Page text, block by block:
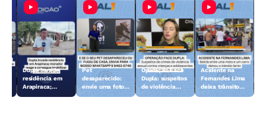
Dupla invade
residência em
Arapiraca;
Pet
desaparecido:
envie uma foto
Operação Face
Dupla: suspeitos
de violência
Acidente na
Fernandes Lima
deixa trânsito